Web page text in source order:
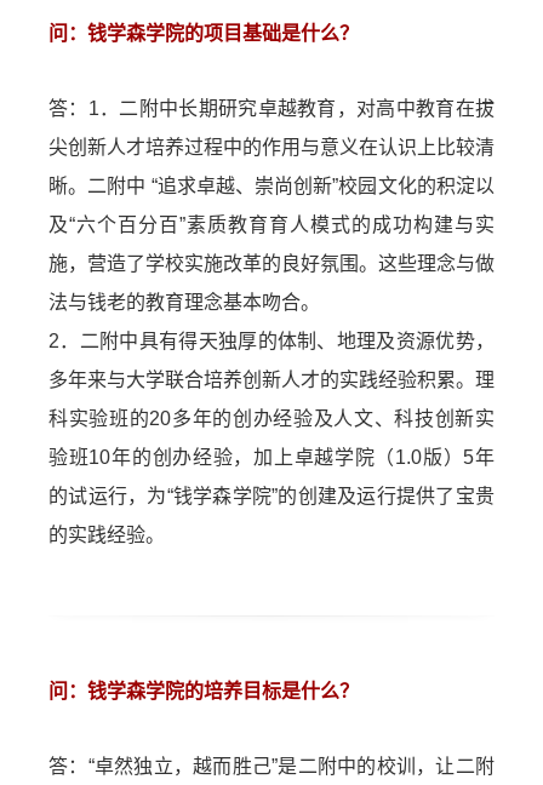
问：钱学森学院的项目基础是什么？
答：1．二附中长期研究卓越教育，对高中教育在拔
尖创新人才培养过程中的作用与意义在认识上比较清
晰。二附中 “追求卓越、崇尚创新”校园文化的积淀以
及“六个百分百”素质教育育人模式的成功构建与实
施，营造了学校实施改革的良好氛围。这些理念与做
法与钱老的教育理念基本吻合。
2．二附中具有得天独厚的体制、地理及资源优势，
多年来与大学联合培养创新人才的实践经验积累。理
科实验班的20多年的创办经验及人文、科技创新实
验班10年的创办经验，加上卓越学院（1.0版）5年
的试运行，为“钱学森学院”的创建及运行提供了宝贵
的实践经验。
问：钱学森学院的培养目标是什么？
答：“卓然独立，越而胜己”是二附中的校训，让二附